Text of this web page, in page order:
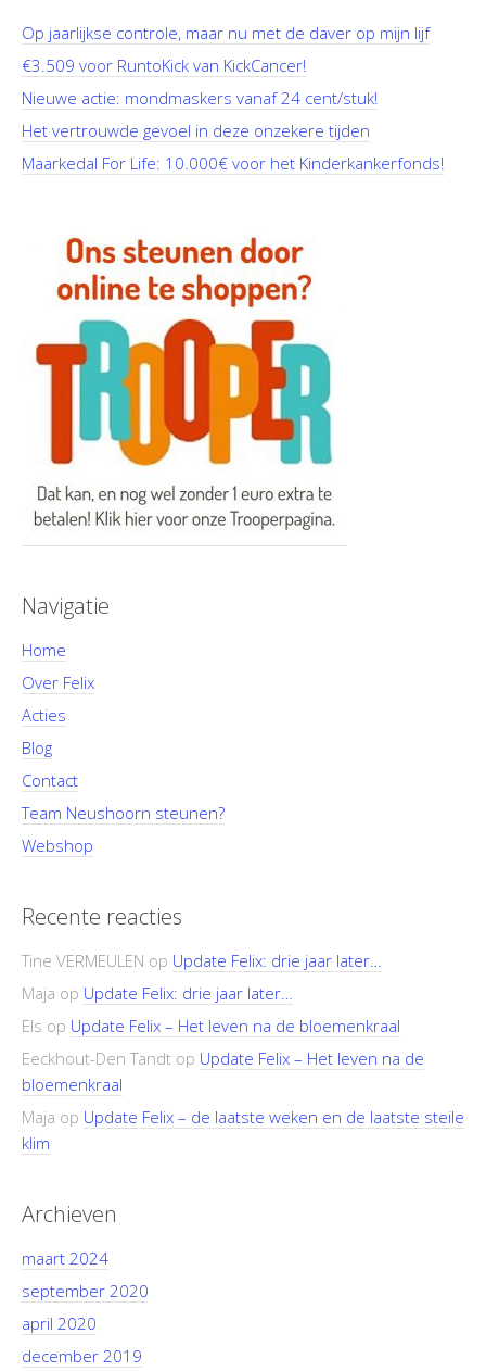
Op jaarlijkse controle, maar nu met de daver op mijn lijf
€3.509 voor RuntoKick van KickCancer!
Nieuwe actie: mondmaskers vanaf 24 cent/stuk!
Het vertrouwde gevoel in deze onzekere tijden
Maarkedal For Life: 10.000€ voor het Kinderkankerfonds!
Navigatie
Home
Over Felix
Acties
Blog
Contact
Team Neushoorn steunen?
Webshop
Recente reacties
Tine VERMEULEN op Update Felix: drie jaar later…
Maja op Update Felix: drie jaar later…
Els op Update Felix – Het leven na de bloemenkraal
Eeckhout-Den Tandt op Update Felix – Het leven na de
bloemenkraal
Maja op Update Felix – de laatste weken en de laatste steile
klim
Archieven
maart 2024
september 2020
april 2020
december 2019